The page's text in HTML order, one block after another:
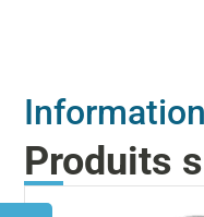
Produits